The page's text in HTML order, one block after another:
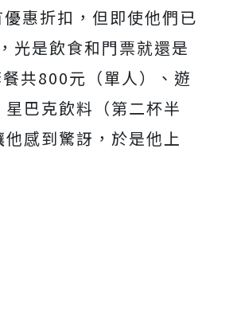
Mute
惠折扣，但即使他們已
光是飲食和門票就還是
共800元（單人）、遊
巴克飲料（第二杯半
感到驚訝，於是他上